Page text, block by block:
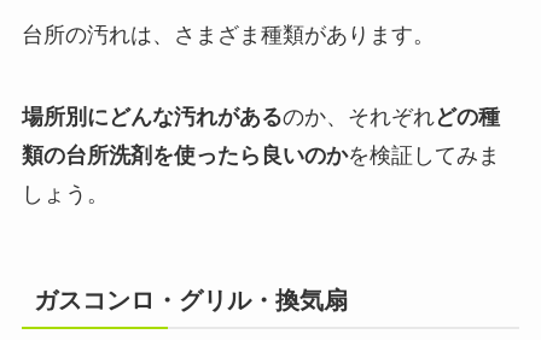
台所の汚れは、さまざま種類があります。
場所別にどんな汚れがあるのか、それぞれどの種
類の台所洗剤を使ったら良いのかを検証してみま
しょう。
ガスコンロ・グリル・換気扇